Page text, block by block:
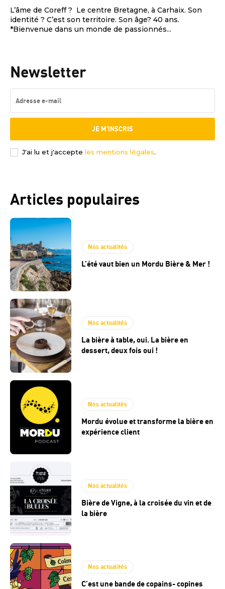
L’âme de Coreff ? Le centre Bretagne, à Carhaix. Son
identité ? C’est son territoire. Son âge? 40 ans.
*Bienvenue dans un monde de passionnés...
Newsletter
JE M'INSCRIS
J'ai lu et j'accepte les mentions légales.
Articles populaires
Nos actualités
L’été vaut bien un Mordu Bière & Mer !
Nos actualités
La bière à table, oui. La bière en
dessert, deux fois oui !
Nos actualités
Mordu évolue et transforme la bière en
expérience client
Nos actualités
Bière de Vigne, à la croisée du vin et de
la bière
Nos actualités
C’est une bande de copains- copines